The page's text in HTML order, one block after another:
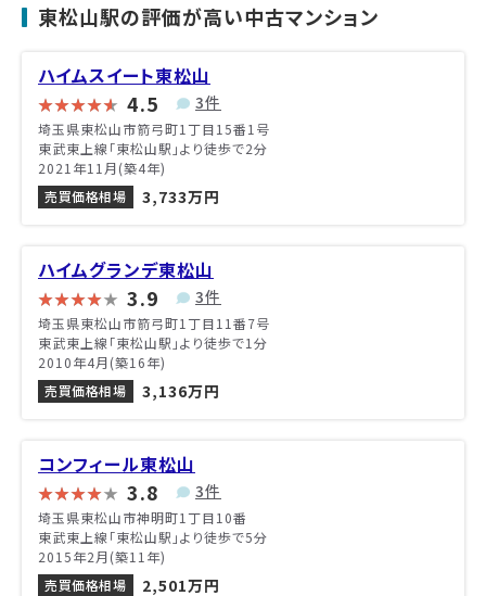
東松山駅の評価が高い中古マンション
ハイムスイート東松山
4.5 3件
埼玉県東松山市箭弓町1丁目15番1号
東武東上線「東松山駅」より徒歩で2分
2021年11月(築4年)
売買価格相場
3,733万円
ハイムグランデ東松山
3.9 3件
埼玉県東松山市箭弓町1丁目11番7号
東武東上線「東松山駅」より徒歩で1分
2010年4月(築16年)
売買価格相場
3,136万円
コンフィール東松山
3.8 3件
埼玉県東松山市神明町1丁目10番
東武東上線「東松山駅」より徒歩で5分
2015年2月(築11年)
売買価格相場
2,501万円